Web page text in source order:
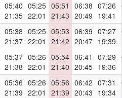
05:40
21:35
05:25
22:01
05:51
21:43
06:38
20:49
07:26
19:41
05:38
21:37
05:25
22:01
05:53
21:42
06:39
20:47
07:27
19:39
05:37
21:38
05:26
22:01
05:54
21:40
06:41
20:45
07:29
19:36
05:36
21:39
05:26
22:01
05:56
21:39
06:42
20:43
07:31
19:34